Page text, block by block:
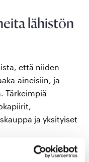
lähistön
että niiden
aineisiin, ja
Tärkeimpiä
ja yksityiset
selvästi